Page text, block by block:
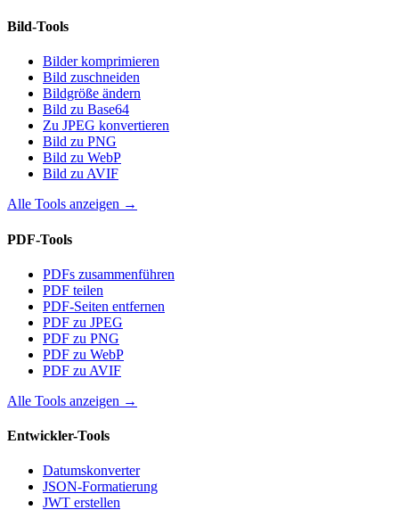
Bild-Tools
Bilder komprimieren
Bild zuschneiden
Bildgröße ändern
Bild zu Base64
Zu JPEG konvertieren
Bild zu PNG
Bild zu WebP
Bild zu AVIF
Alle Tools anzeigen →
PDF-Tools
PDFs zusammenführen
PDF teilen
PDF-Seiten entfernen
PDF zu JPEG
PDF zu PNG
PDF zu WebP
PDF zu AVIF
Alle Tools anzeigen →
Entwickler-Tools
Datumskonverter
JSON-Formatierung
JWT erstellen